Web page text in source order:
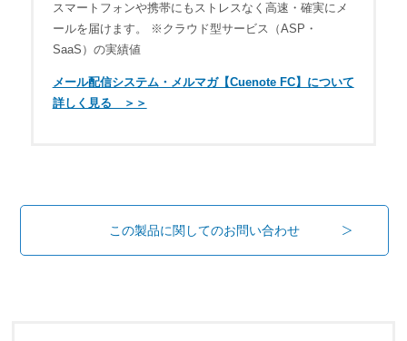
スマートフォンや携帯にもストレスなく高速・確実にメ
ールを届けます。 ※クラウド型サービス（ASP・
SaaS）の実績値
メール配信システム・メルマガ【Cuenote FC】について
詳しく見る ＞＞
この製品に関してのお問い合わせ